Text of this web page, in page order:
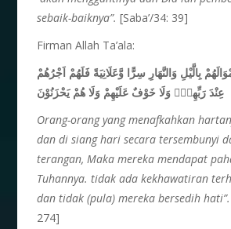
sebaik-baiknya”.[Saba’/34: 39]
Firman Allah Ta’ala:
بِالَّيْلِ وَالنَّهَارِ سِرًّا وَّعَلَانِيَةً فَلَهُمْ اَجْرُهُمْ
عِنْدَ رَبِّهِمْۚ وَلَا خَوْفٌ عَلَيْهِمْ وَلَا هُمْ يَحْزَنُوْنَ
Orang-orang yang menafkahkan
dan di siang hari secara tersembunyi
terangan, Maka mereka mendapat
Tuhannya. tidak ada kekhawatiran
dan tidak (pula) mereka bersedih
274]